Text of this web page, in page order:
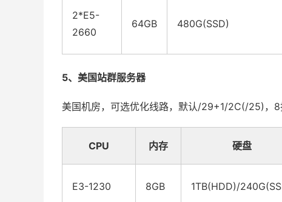
2*E5-
2660
64GB 480G(SSD)
5、美国站群服务器
美国机房，可选优化线路，默认/29+1/2C(/25)，8
CPU 内存 硬盘
E3-1230 8GB 1TB(HDD)/